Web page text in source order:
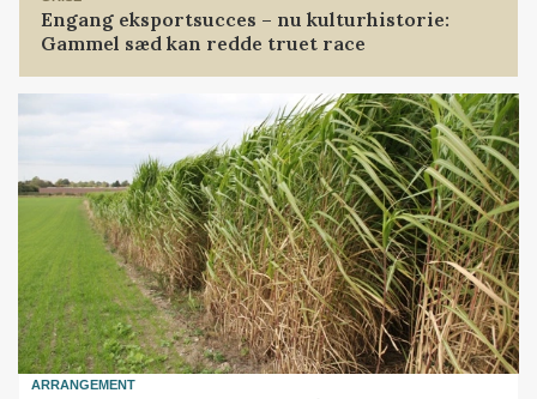
Engang eksportsucces – nu kulturhistorie:
Gammel sæd kan redde truet race
ARRANGEMENT